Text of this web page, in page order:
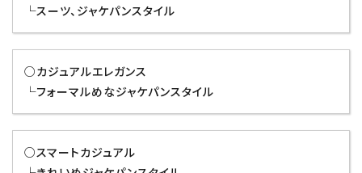
└スーツ、ジャケパンスタイル
○カジュアルエレガンス
└フォーマルめなジャケパンスタイル
○スマートカジュアル